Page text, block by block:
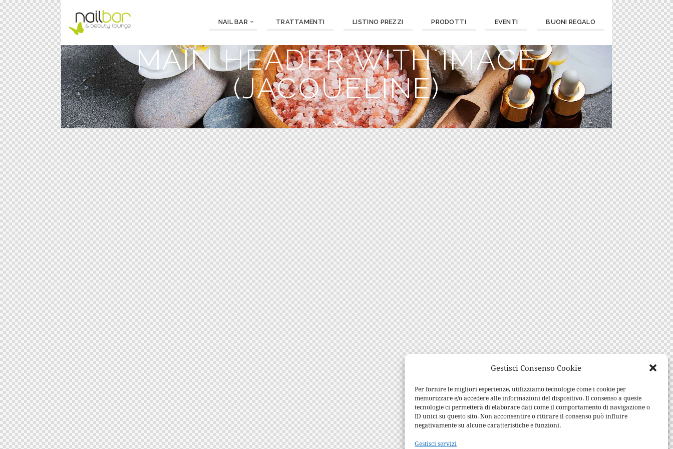
Gestisci Consenso Cookie
Per fornire le migliori esperienze, utilizziamo tecnologie come i cookie per
memorizzare e/o accedere alle informazioni del dispositivo. Il consenso a queste
tecnologie ci permetterà di elaborare dati come il comportamento di navigazione o
ID unici su questo sito. Non acconsentire o ritirare il consenso può influire
negativamente su alcune caratteristiche e funzioni.
Gestisci servizi
NAIL BAR TRATTAMENTI LISTINO PREZZI PRODOTTI EVENTI BUONI REGALO
MAIN HEADER WITH IMAGE
(JACQUELINE)